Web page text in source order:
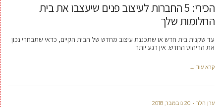
הכירי: 5 החברות לעיצוב פנים שיעצבו את בית
החלומות שלך
עד שקנית בית חדש או שתכננת עיצוב מחדש של הבית הקיים, כדאי שתבחרי נכון
את הריהוט החדש. אין רגע יותר
קרא עוד ←
ערן הלר 20 נובמבר, 2018